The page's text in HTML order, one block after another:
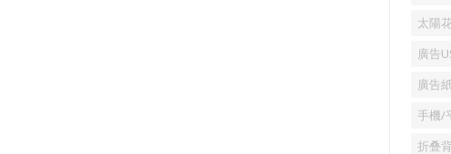
太陽
廣告
廣告
手機/
折叠